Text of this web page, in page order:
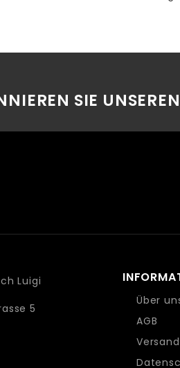
SIE
Luigi
5
Über
AGB